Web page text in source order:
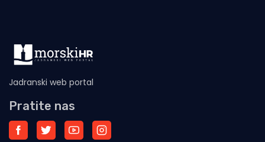
Jadranski web portal
Pratite nas